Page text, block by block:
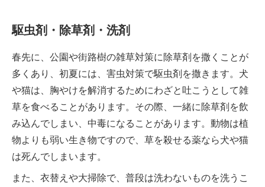
駆虫剤・除草剤・洗剤
春先に、公園や街路樹の雑草対策に除草剤を撒くことが
多くあり、初夏には、害虫対策で駆虫剤を撒きます。犬
や猫は、胸やけを解消するためにわざと吐こうとして雑
草を食べることがあります。その際、一緒に除草剤を飲
み込んでしまい、中毒になることがあります。動物は植
物よりも弱い生き物ですので、草を殺せる薬なら犬や猫
は死んでしまいます。
また、衣替えや大掃除で、普段は洗わないものを洗うこ